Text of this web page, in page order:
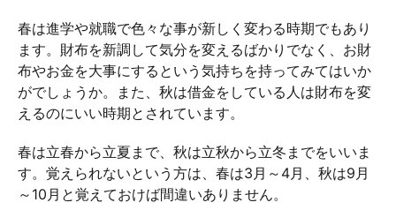
春は進学や就職で色々な事が新しく変わる時期でもあり
ます。財布を新調して気分を変えるばかりでなく、お財
布やお金を大事にするという気持ちを持ってみてはいか
がでしょうか。また、秋は借金をしている人は財布を変
えるのにいい時期とされています。
春は立春から立夏まで、秋は立秋から立冬までをいいま
す。覚えられないという方は、春は3月～4月、秋は9月
～10月と覚えておけば間違いありません。